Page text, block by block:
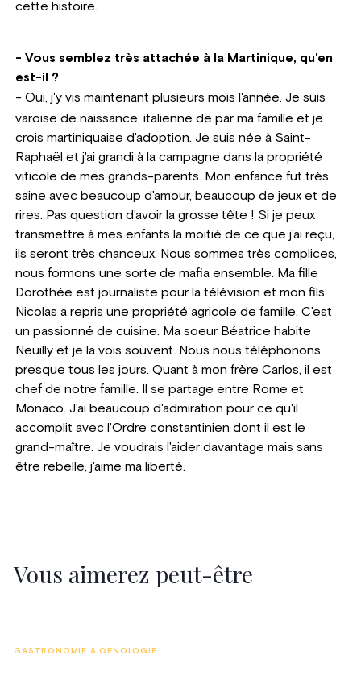
cette histoire.
- Vous semblez très attachée à la Martinique, qu'en
est-il ?
- Oui, j'y vis maintenant plusieurs mois l'année. Je suis
varoise de naissance, italienne de par ma famille et je
crois martiniquaise d'adoption. Je suis née à Saint-
Raphaël et j'ai grandi à la campagne dans la propriété
viticole de mes grands-parents. Mon enfance fut très
saine avec beaucoup d'amour, beaucoup de jeux et de
rires. Pas question d'avoir la grosse tête ! Si je peux
transmettre à mes enfants la moitié de ce que j'ai reçu,
ils seront très chanceux. Nous sommes très complices,
nous formons une sorte de mafia ensemble. Ma fille
Dorothée est journaliste pour la télévision et mon fils
Nicolas a repris une propriété agricole de famille. C'est
un passionné de cuisine. Ma soeur Béatrice habite
Neuilly et je la vois souvent. Nous nous téléphonons
presque tous les jours. Quant à mon frère Carlos, il est
chef de notre famille. Il se partage entre Rome et
Monaco. J'ai beaucoup d'admiration pour ce qu'il
accomplit avec l'Ordre constantinien dont il est le
grand-maître. Je voudrais l'aider davantage mais sans
être rebelle, j'aime ma liberté.
Vous aimerez peut-être
GASTRONOMIE & OENOLOGIE